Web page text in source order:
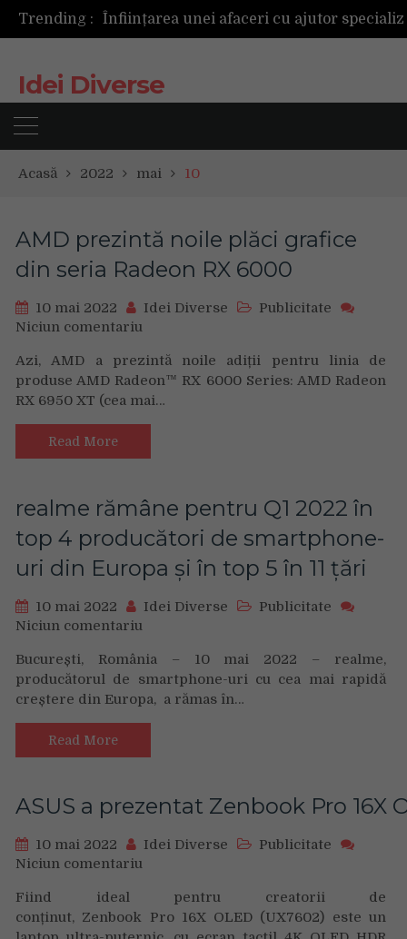
Trending :
Idei Diverse
Acasă 2022 mai 10
AMD prezintă noile plăci grafice
din seria Radeon RX 6000
10 mai 2022 Idei Diverse
Publicitate
Niciun comentariu
prezintă
noile
plăci
grafice
seria
RX
6000
Azi, AMD a prezintă noile adiții pentru linia de
produse AMD Radeon™ RX 6000 Series: AMD Radeon
RX 6950 XT (cea mai…
Read More
realme rămâne pentru Q1 2022 în
top 4 producători de smartphone-
uri din Europa și în top 5 în 11 țări
10 mai 2022 Idei Diverse
Publicitate
Niciun comentariu
rămâne
pentru
Q1
2022
top
producători
de
uri
Europa
și
în
București, România – 10 mai 2022 – realme,
producătorul de smartphone-uri cu cea mai rapidă
creștere din Europa, a rămas în…
Read More
ASUS a prezentat Zenbook Pro 16X
10 mai 2022 Idei Diverse
Publicitate
Niciun comentariu
Fiind ideal pentru creatorii de
conținut, Zenbook Pro 16X OLED (UX7602) este un